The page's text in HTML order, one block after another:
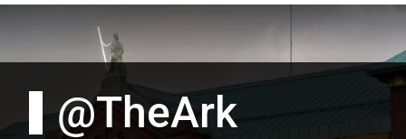
@TheArk